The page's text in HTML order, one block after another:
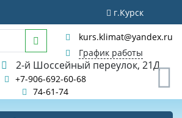
г.Курск
kurs.klimat@yandex.ru
График работы
2-й Шоссейный переулок, 21Д
+7-906-692-60-68
74-61-74